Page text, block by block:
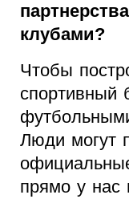
клубами?
Чтобы
спортивный
Люди могут
прямо у нас